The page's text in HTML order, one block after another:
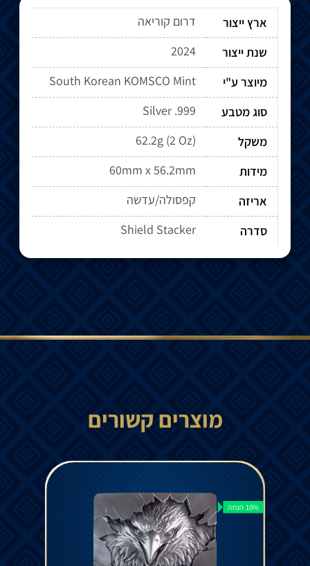
ארץ ייצור
דרום קוריאה
שנת ייצור
2024
מיוצר ע"י
South Korean KOMSCO Mint
סוג מטבע
Silver .999
משקל
62.2g (2 Oz)
מידות
60mm x 56.2mm
אריזה
קפסולה/עדשה
סדרה
Shield Stacker
מוצרים קשורים
10% הנחה